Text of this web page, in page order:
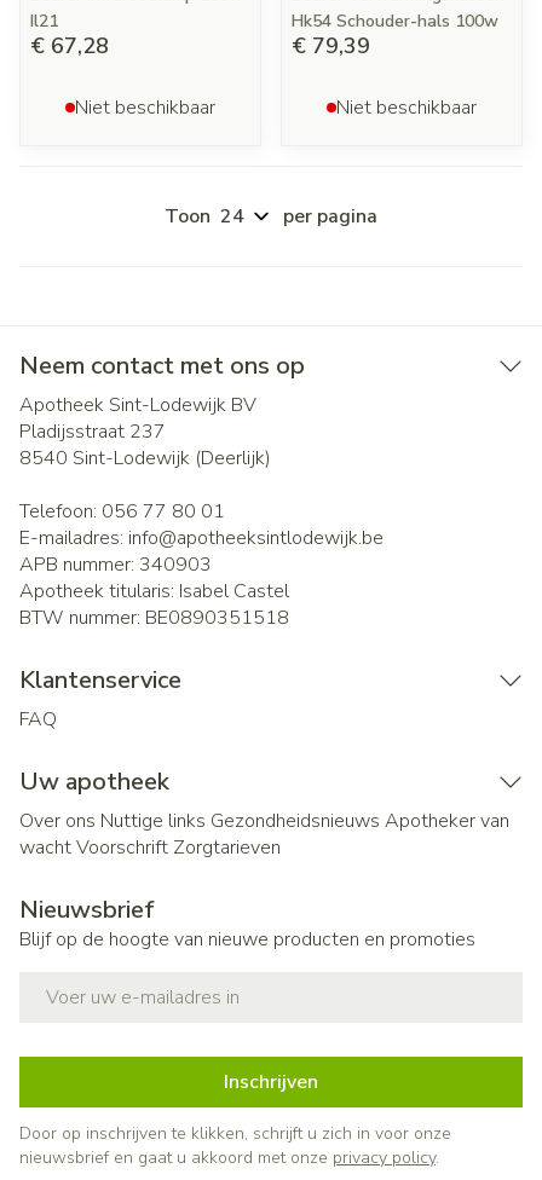
Il21
€ 67,28
Niet beschikbaar
Hk54 Schouder-hals 100w
€ 79,39
Niet beschikbaar
Toon per pagina
Neem contact met ons op
Apotheek Sint-Lodewijk BV
Pladijsstraat 237
8540 Sint-Lodewijk (Deerlijk)
Telefoon: 056 77 80 01
E-mailadres: info@apotheeksintlodewijk.be
APB nummer: 340903
Apotheek titularis: Isabel Castel
BTW nummer: BE0890351518
Klantenservice
FAQ
Uw apotheek
Over ons Nuttige links Gezondheidsnieuws Apotheker van
wachtVoorschrift Zorgtarieven
Nieuwsbrief
Blijf op de hoogte van nieuwe producten en promoties
Inschrijven
Door op inschrijven te klikken, schrijft u zich in voor onze
nieuwsbrief en gaat u akkoord met onze privacy policy.